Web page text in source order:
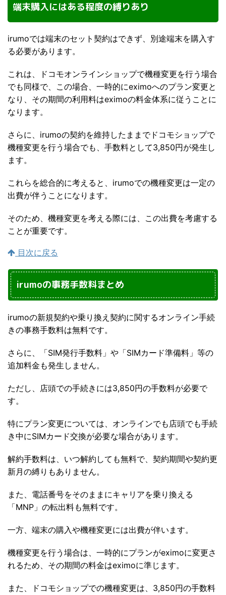
端末購入にはある程度の縛りあり
irumoでは端末のセット契約はできず、別途端末を購入す
る必要があります。
これは、ドコモオンラインショップで機種変更を行う場合
でも同様で、この場合、一時的にeximoへのプラン変更と
なり、その期間の利用料はeximoの料金体系に従うことに
なります。
さらに、irumoの契約を維持したままでドコモショップで
機種変更を行う場合でも、手数料として3,850円が発生し
ます。
これらを総合的に考えると、irumoでの機種変更は一定の
出費が伴うことになります。
そのため、機種変更を考える際には、この出費を考慮する
ことが重要です。
目次に戻る
irumoの事務手数料まとめ
irumoの新規契約や乗り換え契約に関するオンライン手続
きの事務手数料は無料です。
さらに、「SIM発行手数料」や「SIMカード準備料」等の
追加料金も発生しません。
ただし、店頭での手続きには3,850円の手数料が必要で
す。
特にプラン変更については、オンラインでも店頭でも手続
き中にSIMカード交換が必要な場合があります。
解約手数料は、いつ解約しても無料で、契約期間や契約更
新月の縛りもありません。
また、電話番号をそのままにキャリアを乗り換える
「MNP」の転出料も無料です。
一方、端末の購入や機種変更には出費が伴います。
機種変更を行う場合は、一時的にプランがeximoに変更さ
れるため、その期間の料金はeximoに準じます。
また、ドコモショップでの機種変更は、3,850円の手数料